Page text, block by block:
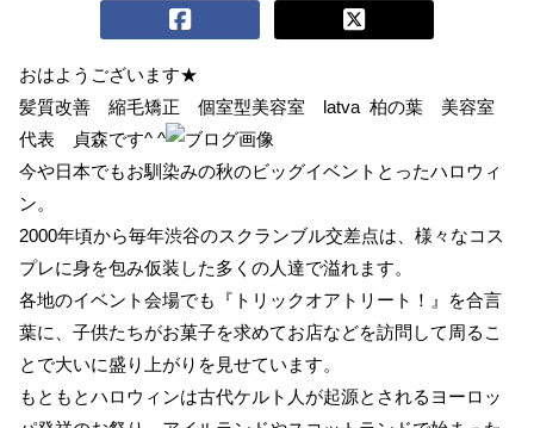
おはようございます★
髪質改善 縮毛矯正 個室型美容室 latva 柏の葉 美容室
代表 貞森です^ ^
今や日本でもお馴染みの秋のビッグイベントとったハロウィ
ン。
2000年頃から毎年渋谷のスクランブル交差点は、様々なコス
プレに身を包み仮装した多くの人達で溢れます。
各地のイベント会場でも『トリックオアトリート！』を合言
葉に、子供たちがお菓子を求めてお店などを訪問して周るこ
とで大いに盛り上がりを見せています。
もともとハロウィンは古代ケルト人が起源とされるヨーロッ